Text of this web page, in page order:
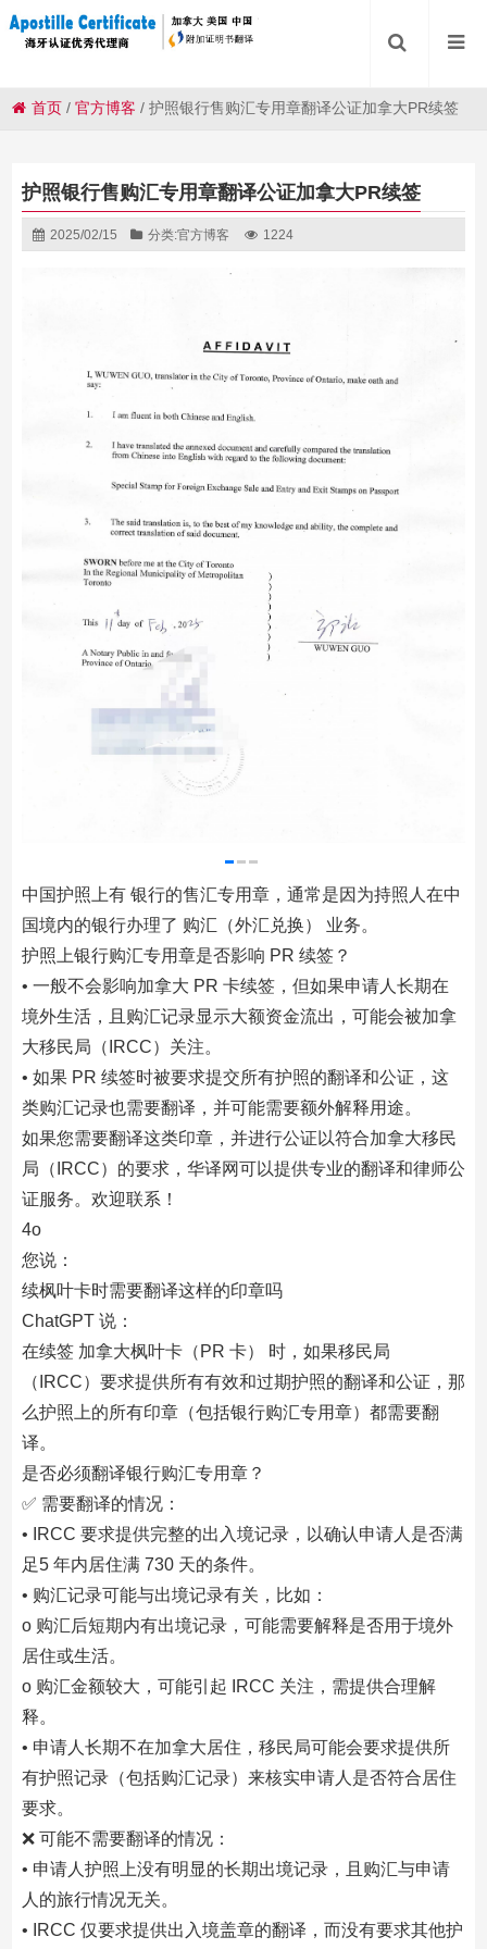
首页 /官方博客 /护照银行售购汇专用章翻译公证加拿大PR续签
护照银行售购汇专用章翻译公证加拿大PR续签
2025/02/15 分类:官方博客 1224
中国护照上有 银行的售汇专用章，通常是因为持照人在中
国境内的银行办理了 购汇（外汇兑换） 业务。
护照上银行购汇专用章是否影响 PR 续签？
• 一般不会影响加拿大 PR 卡续签，但如果申请人长期在
境外生活，且购汇记录显示大额资金流出，可能会被加拿
大移民局（IRCC）关注。
• 如果 PR 续签时被要求提交所有护照的翻译和公证，这
类购汇记录也需要翻译，并可能需要额外解释用途。
如果您需要翻译这类印章，并进行公证以符合加拿大移民
局（IRCC）的要求，华译网可以提供专业的翻译和律师公
证服务。欢迎联系！
4o
您说：
续枫叶卡时需要翻译这样的印章吗
ChatGPT 说：
在续签 加拿大枫叶卡（PR 卡） 时，如果移民局
（IRCC）要求提供所有有效和过期护照的翻译和公证，那
么护照上的所有印章（包括银行购汇专用章）都需要翻
译。
是否必须翻译银行购汇专用章？
✅ 需要翻译的情况：
• IRCC 要求提供完整的出入境记录，以确认申请人是否满
足5 年内居住满 730 天的条件。
• 购汇记录可能与出境记录有关，比如：
o 购汇后短期内有出境记录，可能需要解释是否用于境外
居住或生活。
o 购汇金额较大，可能引起 IRCC 关注，需提供合理解
释。
• 申请人长期不在加拿大居住，移民局可能会要求提供所
有护照记录（包括购汇记录）来核实申请人是否符合居住
要求。
❌ 可能不需要翻译的情况：
• 申请人护照上没有明显的长期出境记录，且购汇与申请
人的旅行情况无关。
• IRCC 仅要求提供出入境盖章的翻译，而没有要求其他护